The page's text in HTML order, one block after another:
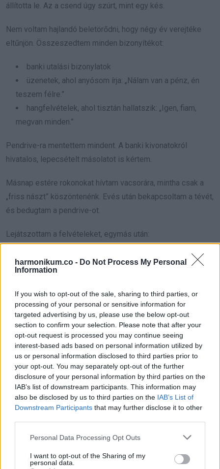
harmonikum.co - Do Not Process My Personal
Information
If you wish to opt-out of the sale, sharing to third parties, or
processing of your personal or sensitive information for
targeted advertising by us, please use the below opt-out
section to confirm your selection. Please note that after your
opt-out request is processed you may continue seeing
interest-based ads based on personal information utilized by
us or personal information disclosed to third parties prior to
your opt-out. You may separately opt-out of the further
disclosure of your personal information by third parties on the
IAB’s list of downstream participants. This information may
also be disclosed by us to third parties on the IAB’s List of
Downstream Participants that may further disclose it to other
Please note that this website/app uses one or more Google
not limited to your visit or usage behaviour. You may click to
grant or deny consent to Google and its third-party tags to
Personal Data Processing Opt Outs
I want to opt-out of the Sharing of my
personal data.
állította le. Az a csend úgy szúrt, mint egy kés.
Nem voltam hajlandó beletörődni, hogy négy év verejtéke
eltűnjön. Összeszedtem minden bizonyítékot:
banki utalási bizonylatok
üzenetek, ahol anyósom írja: „Nálam van a pénz, én
teszem félre.”
hangfelvételek, ahol tisztán hallatszik: „Igen, fiam,
megvan minden.”
Pendrive-ra mentettem mindent. A banki kivonatokról
hivatalos, lepecsételt másolatot is kértem.
Másnap estére rokonokat hívtam vacsorára, mintha csak a
„friss nászt” köszöntenénk. Evés után bekapcsoltam a tévét,
és bedugtam a pendrive-ot.
Lejátszottam a felvételeket, egymás után:
-„Igen, fiam, csak megőrzöm a pénzed.”
Mindenki elnémult. Anyósom elsápadt. A rokonok
sutyorogtak. Az egyik nagynéni odavágta:
„Conchita, ez csúnya dolog. A fiad kint robotolt, te meg ezt
csinálod?”
Néhány nappal később, a család előtt anyósom beismerte,
hogy még mindig van 500 ezer pesó félretéve a bankban.
„Elraktam magamnak” mondta, „hátha megbetegszem.”
Aztán megfogta a kezem, és halkan szólt: